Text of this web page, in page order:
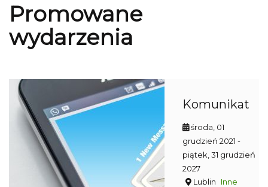
Promowane
wydarzenia
Komunikat
środa, 01
grudzień 2021 -
piątek, 31 grudzień
2027
Lublin
Inne